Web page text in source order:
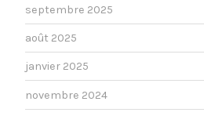
septembre 2025
août 2025
janvier 2025
novembre 2024